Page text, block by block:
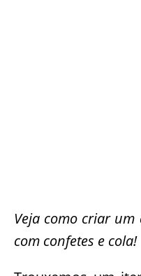
Veja como criar um
com confetes e cola!